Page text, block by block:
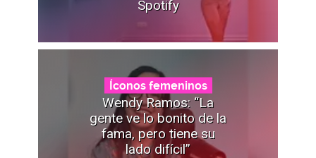
Spotify
Íconos femeninos
Wendy Ramos: “La
gente ve lo bonito de la
fama, pero tiene su
lado difícil”